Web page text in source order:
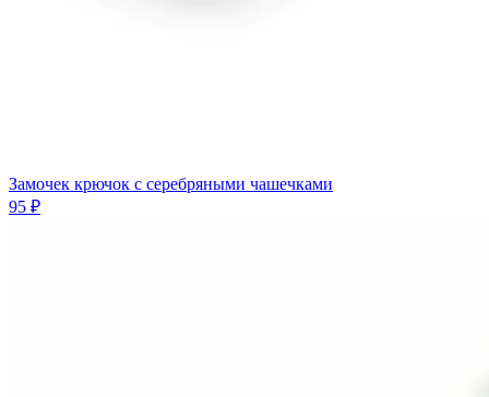
Замочек крючок с серебряными чашечками
95 ₽